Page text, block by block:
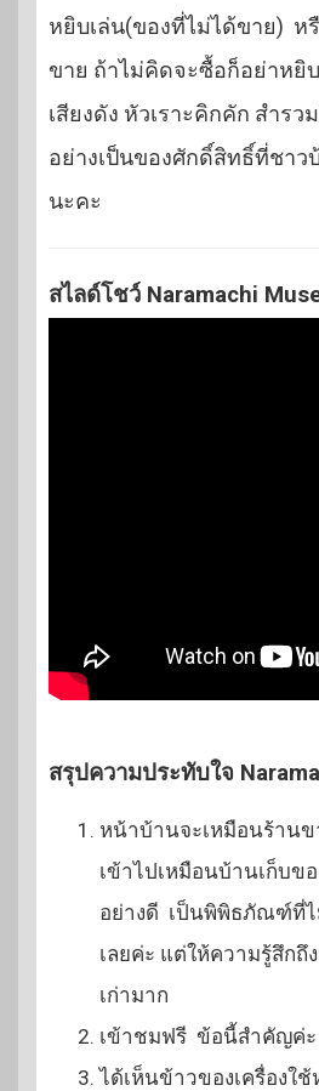
หยิบเล่น(ของที่ไม่ได้ขาย) ห
ขาย ถ้าไม่คิดจะซื้อก็อย่าหยิ
เสียงดัง หัวเราะคิกคัก สำรว
อย่างเป็นของศักดิ์สิทธิ์ที่ชาว
นะคะ
สไลด์โชว์ Naramachi
สรุปความประทับใจ
หน้าบ้านจะเหมือนร้าน
เข้าไปเหมือนบ้านเก็บข
อย่างดี เป็นพิพิธภัณฑ์ที่ไ
เลยค่ะ แต่ให้ความรู้สึกถึ
เก่ามาก
เข้าชมฟรี ข้อนี้สำคัญค่ะ
ได้เห็นข้าวของเครื่องใ